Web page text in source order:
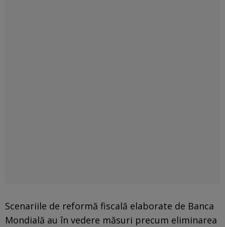
Scenariile de reformă fiscală elaborate de Banca
Mondială au în vedere măsuri precum eliminarea